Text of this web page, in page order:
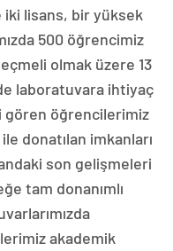
lisans, bir yüksek
500 öğrencimiz
olmak üzere 13
laboratuvara ihtiyaç
gören öğrencilerimiz
donatılan imkanları
son gelişmeleri
tam donanımlı
akademik